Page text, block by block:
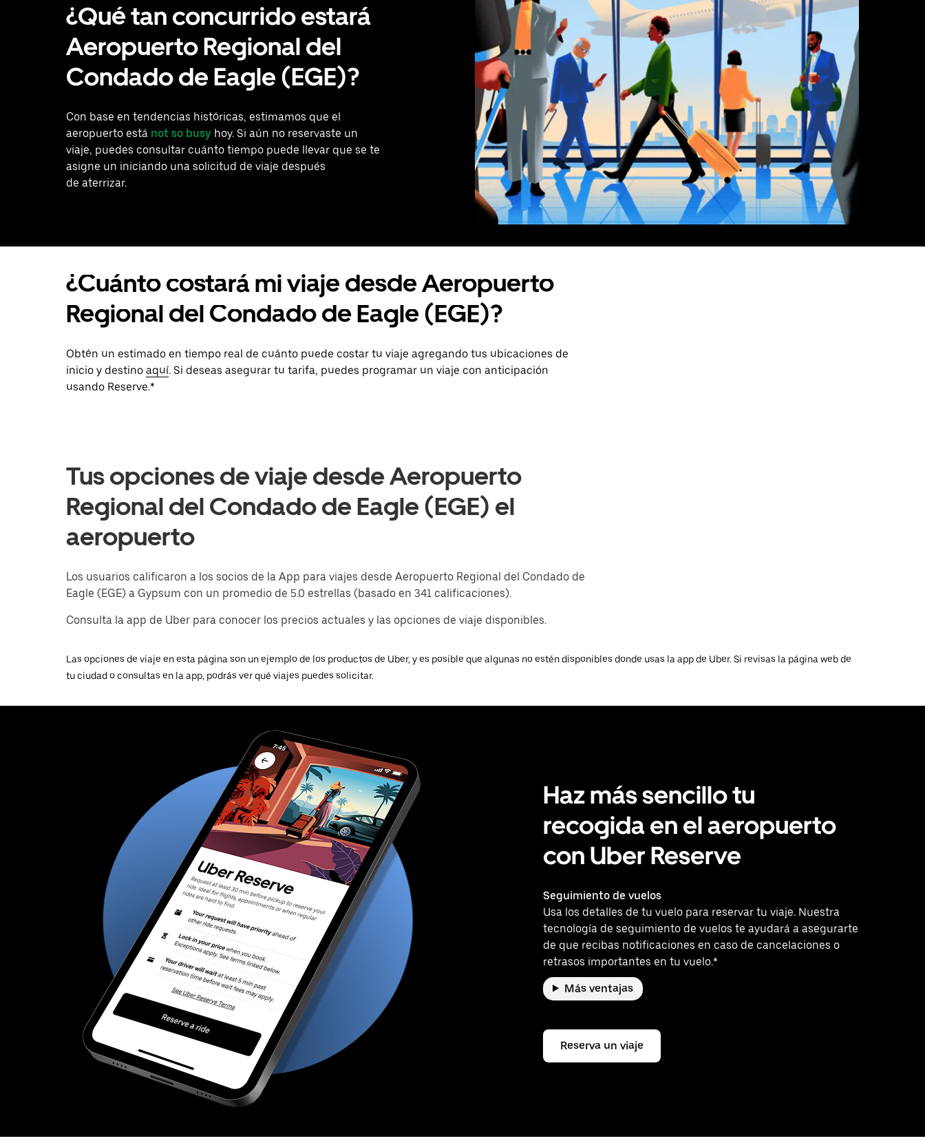
¿Qué tan concurrido estará
Aeropuerto Regional del
Condado de Eagle (EGE)?
Con base en tendencias históricas, estimamos que el
aeropuerto está not so busy hoy. Si aún no reservaste un
viaje, puedes consultar cuánto tiempo puede llevar que se te
asigne un iniciando una solicitud de viaje después
de aterrizar.
¿Cuánto costará mi viaje desde Aeropuerto
Regional del Condado de Eagle (EGE)?
Obtén un estimado en tiempo real de cuánto puede costar tu viaje agregando tus ubicaciones de
inicio y destino aquí. Si deseas asegurar tu tarifa, puedes programar un viaje con anticipación
usando Reserve.*
Tus opciones de viaje desde Aeropuerto
Regional del Condado de Eagle (EGE) el
aeropuerto
Los usuarios calificaron a los socios de la App para viajes desde Aeropuerto Regional del Condado de
Eagle (EGE) a Gypsum con un promedio de 5.0 estrellas (basado en 341 calificaciones).
Consulta la app de Uber para conocer los precios actuales y las opciones de viaje disponibles.
Las opciones de viaje en esta página son un ejemplo de los productos de Uber, y es posible que algunas no estén disponibles donde usas la app de Uber. Si revisas la página web de
tu ciudad o consultas en la app, podrás ver qué viajes puedes solicitar.
Haz más sencillo tu
recogida en el aeropuerto
con Uber Reserve
Seguimiento de vuelos
Usa los detalles de tu vuelo para reservar tu viaje. Nuestra
tecnología de seguimiento de vuelos te ayudará a asegurarte
de que recibas notificaciones en caso de cancelaciones o
retrasos importantes en tu vuelo.*
Más ventajas
Reserva un viaje